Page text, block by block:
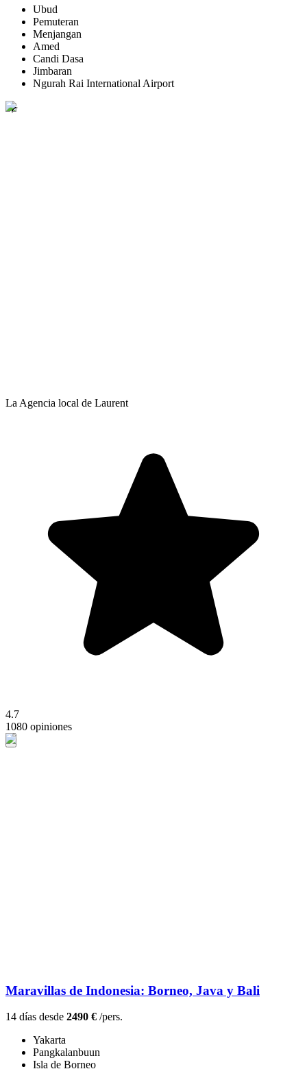
Ubud
Pemuteran
Menjangan
Amed
Candi Dasa
Jimbaran
Ngurah Rai International Airport
La Agencia local de Laurent
4.7
1080 opiniones
Maravillas de Indonesia: Borneo, Java y Bali
14 días desde 2490 € /pers.
Yakarta
Pangkalanbuun
Isla de Borneo